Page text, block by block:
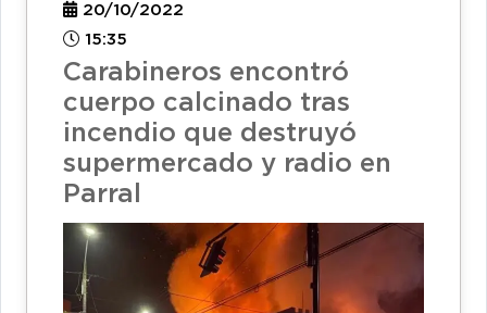
20/10/2022
15:35
Carabineros encontró
cuerpo calcinado tras
incendio que destruyó
supermercado y radio en
Parral